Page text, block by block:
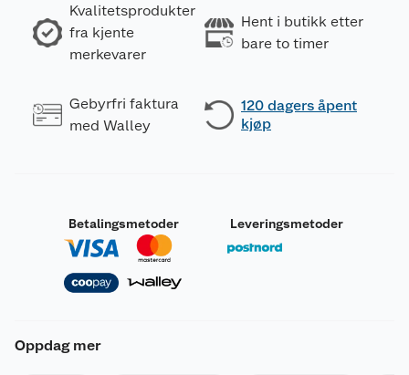
Kvalitetsprodukter
fra kjente
merkevarer
Hent i butikk etter
bare to timer
Gebyrfri faktura
med Walley
120 dagers åpent
kjøp
Betalingsmetoder Leveringsmetoder
Oppdag mer